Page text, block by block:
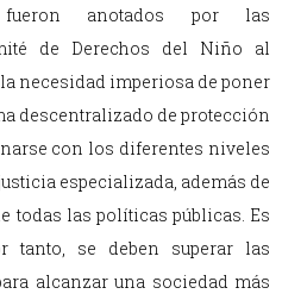
fueron anotados por las
de Derechos del Niño al
necesidad imperiosa de poner
descentralizado de protección
con los diferentes niveles
especializada, además de
todas las políticas públicas. Es
tanto, se deben superar las
alcanzar una sociedad más